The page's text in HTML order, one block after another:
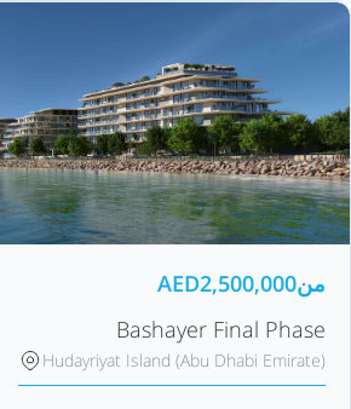
من AED2,500,000
Bashayer Final Phase
Hudayriyat Island (Abu Dhabi Emirate)